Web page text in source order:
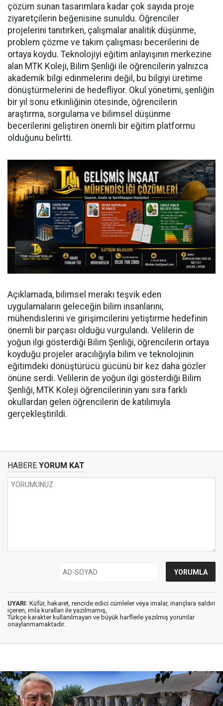
çözüm sunan tasarımlara kadar çok sayıda proje
ziyaretçilerin beğenisine sunuldu. Öğrenciler
projelerini tanıtırken, çalışmalar analitik düşünme,
problem çözme ve takım çalışması becerilerini de
ortaya koydu. Teknolojiyi eğitim anlayışının merkezine
alan MTK Koleji, Bilim Şenliği ile öğrencilerin yalnızca
akademik bilgi edinmelerini değil, bu bilgiyi üretime
dönüştürmelerini de hedefliyor. Okul yönetimi, şenliğin
bir yıl sonu etkinliğinin ötesinde, öğrencilerin
araştırma, sorgulama ve bilimsel düşünme
becerilerini geliştiren önemli bir eğitim platformu
olduğunu belirtti.
Açıklamada, bilimsel merakı teşvik eden
uygulamaların geleceğin bilim insanlarını,
mühendislerini ve girişimcilerini yetiştirme hedefinin
önemli bir parçası olduğu vurgulandı. Velilerin de
yoğun ilgi gösterdiği Bilim Şenliği, öğrencilerin ortaya
koyduğu projeler aracılığıyla bilim ve teknolojinin
eğitimdeki dönüştürücü gücünü bir kez daha gözler
önüne serdi. Velilerin de yoğun ilgi gösterdiği Bilim
Şenliği, MTK Koleji öğrencilerinin yanı sıra farklı
okullardan gelen öğrencilerin de katılımıyla
gerçekleştirildi.
HABERE YORUM KAT
UYARI: Küfür, hakaret, rencide edici cümleler veya imalar, inançlara saldırı
içeren, imla kuralları ile yazılmamış,
Türkçe karakter kullanılmayan ve büyük harflerle yazılmış yorumlar
onaylanmamaktadır.